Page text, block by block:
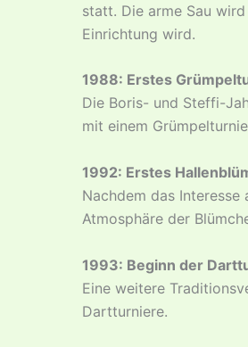
statt. Die arme Sau
Einrichtung wird.
1988: Erstes
Die Boris- und Steffi-
mit einem
1992: Erstes
Nachdem das
Atmosphäre der
1993: Beginn der
Eine weitere
Dartturniere.